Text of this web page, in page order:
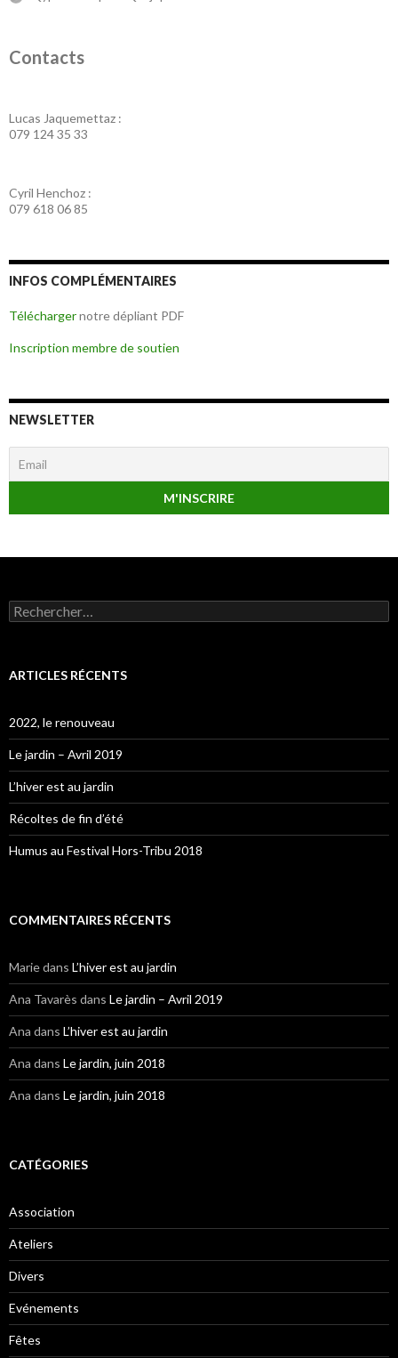
Contacts
Lucas Jaquemettaz :
079 124 35 33
Cyril Henchoz :
079 618 06 85
INFOS COMPLÉMENTAIRES
Téléchargernotre dépliant PDF
Inscription membre de soutien
NEWSLETTER
Rechercher :
ARTICLES RÉCENTS
2022, le renouveau
Le jardin – Avril 2019
L’hiver est au jardin
Récoltes de fin d’été
Humus au Festival Hors-Tribu 2018
COMMENTAIRES RÉCENTS
Mariedans L’hiver est au jardin
Ana Tavarès dans Le jardin – Avril 2019
Ana dans L’hiver est au jardin
Ana dans Le jardin, juin 2018
Ana dans Le jardin, juin 2018
CATÉGORIES
Association
Ateliers
Divers
Evénements
Fêtes